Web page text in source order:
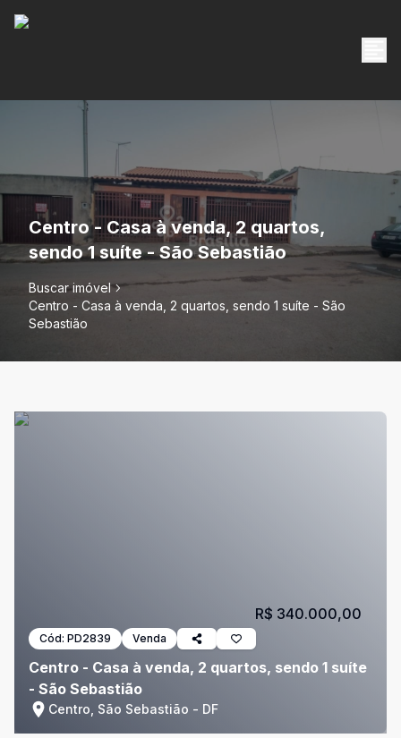
Centro - Casa à venda, 2 quartos,
sendo 1 suíte - São Sebastião
Buscar imóvel
Centro - Casa à venda, 2 quartos, sendo 1 suíte - São
Sebastião
Cód: PD2839 Venda
Centro - Casa à venda, 2 quartos, sendo 1 suíte
- São Sebastião
Centro, São Sebastião - DF
R$ 340.000,00